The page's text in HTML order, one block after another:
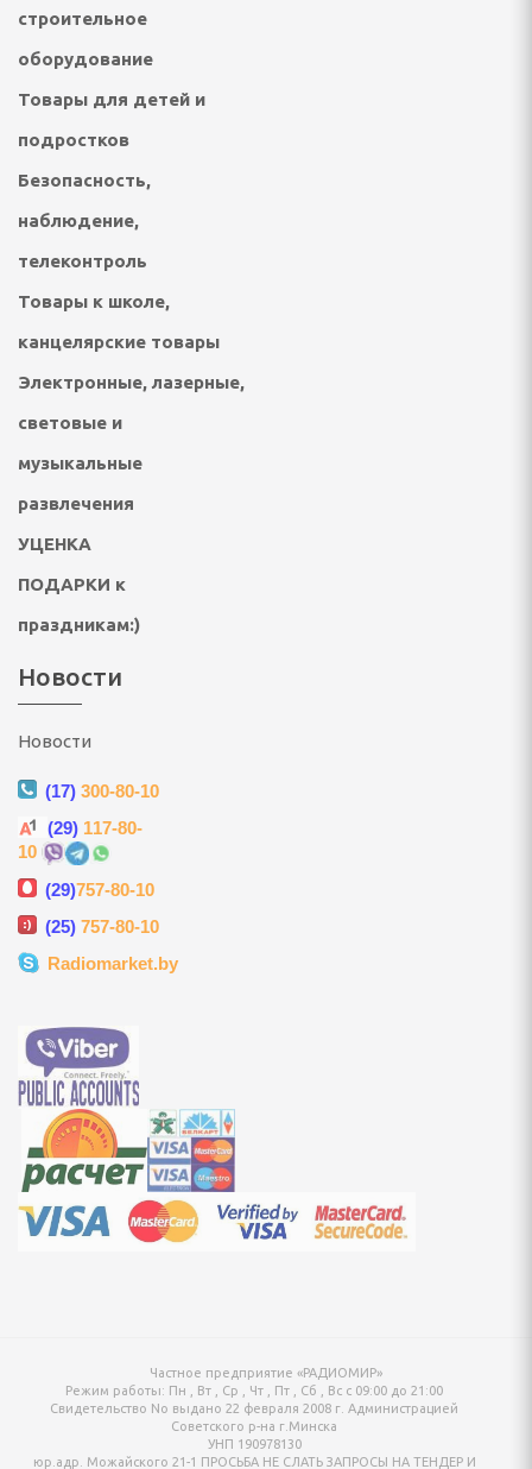
накидки, фартуки
животных
наборы
автопоилки для
чистки
для домашних
котов и кошек
и обувь
животных
угрей
ИНВЕНТАРЬ,
строительное
оборудование
Товары для детей и
подростков
Безопасность,
наблюдение,
телеконтроль
Товары к школе,
канцелярские товары
Электронные, лазерные,
световые и
музыкальные
развлечения
УЦЕНКА
ПОДАРКИ к
праздникам:)
Новости
Новости
(17) 300-80-10
(29) 117-80-
10
(29)757-80-10
(25) 757-80-10
Radiomarket.by
Частное предприятие «РАДИОМИР»
Режим работы: Пн , Вт , Ср , Чт , Пт , Сб , Вс c 09:00 до 21:00
Свидетельство No выдано 22 февраля 2008 г. Администрацией
Советского р-на г.Минска
УНП 190978130
юр.адр. Можайского 21-1 ПРОСЬБА НЕ СЛАТЬ ЗАПРОСЫ НА ТЕНДЕР И